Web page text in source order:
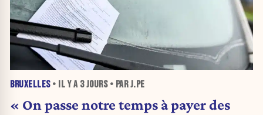
BRUXELLES• IL Y A 3 JOURS• PAR J.PE
« On passe notre temps à payer des